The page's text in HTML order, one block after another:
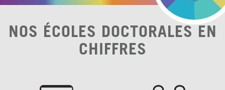
NOS ÉCOLES DOCTORALES EN
CHIFFRES